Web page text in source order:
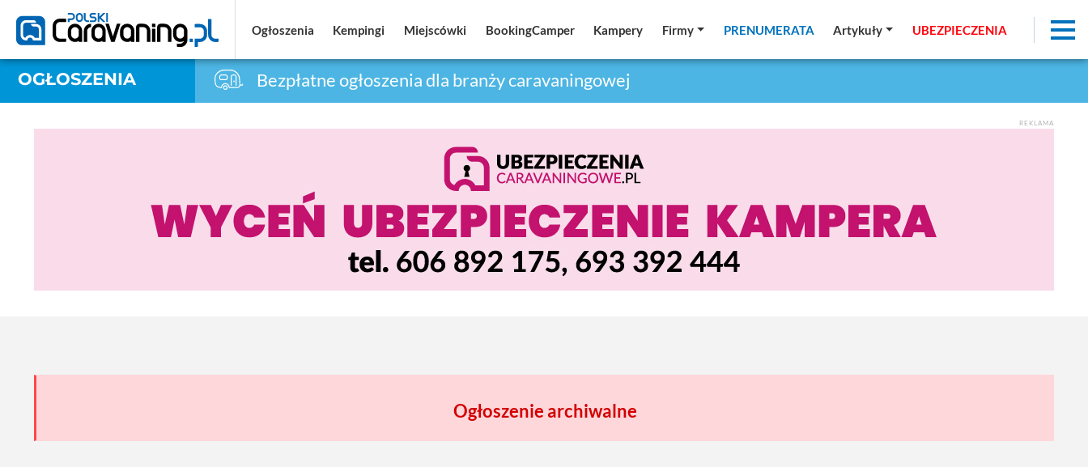
Ogłoszenia Kempingi Miejscówki BookingCamper Kampery Firmy PRENUMERATA Artykuły UBEZPIECZENIA
OGŁOSZENIA Bezpłatne ogłoszenia dla branży caravaningowej
REKLAMA
Ogłoszenie archiwalne
Ogłoszenia Kempingi Miejscówki BookingCamper Kampery Firmy PRENUMERATA Artykuły UBEZPIECZENIA